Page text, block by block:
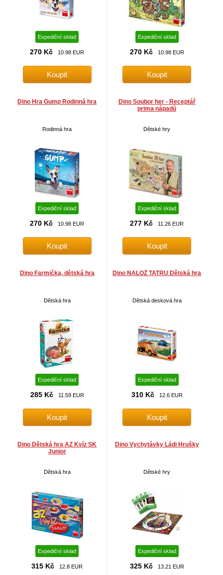
Expediční sklad
270 Kč 10.98 EUR
Expediční sklad
270 Kč 10.98 EUR
Dino Hra Gump Rodinná hra
Rodinná hra
Expediční sklad
270 Kč 10.98 EUR
Dino Soubor her - Receptář
prima nápadů
Dětské hry
Expediční sklad
277 Kč 11.26 EUR
Dino Farmička, dětská hra
Dětská hra
Expediční sklad
285 Kč 11.59 EUR
Dino NALOŽ TATRU Dětská hra
Dětská desková hra
Expediční sklad
310 Kč 12.6 EUR
Dino Dětská hra AZ Kvíz SK
Junior
Dětská hra
Expediční sklad
315 Kč 12.8 EUR
Dino Vychytávky Ládi Hrušky
Dětské hry
Expediční sklad
325 Kč 13.21 EUR